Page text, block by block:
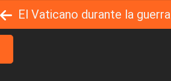
El Vaticano durante la guerra